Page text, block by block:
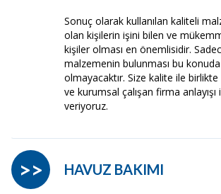
Sonuç olarak kullanılan kaliteli
olan kişilerin işini bilen ve
kişiler olması en önemlisidir.
malzemenin bulunması bu
olmayacaktır. Size kalite ile
ve kurumsal çalışan firma
veriyoruz.
HAVUZ BAKIMI
>>